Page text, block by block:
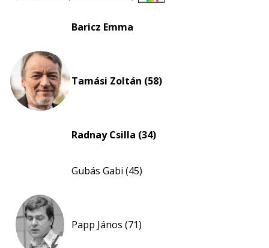
Baricz Emma
Tamási Zoltán (58)
Radnay Csilla (34)
Gubás Gabi (45)
Papp János (71)